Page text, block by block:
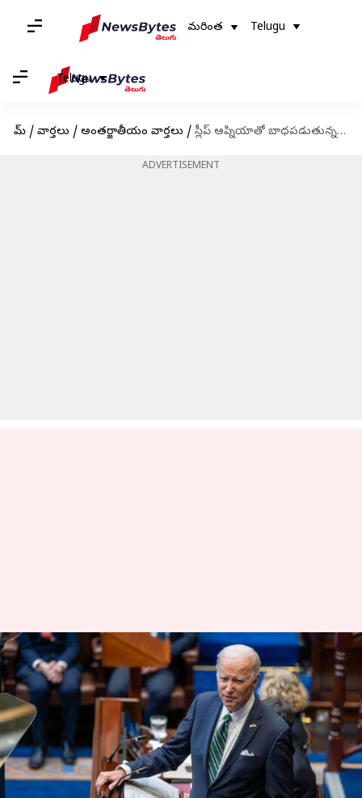
మరింత Telugu
Telugu
హోమ్ / వార్తలు / అంతర్జాతీయం వార్తలు / స్లీప్‌ ఆప్నియాతో బాధపడుతున్న బైడెన్.. యంత్రం సాయంతో నిద్రిస్తున్న అమెరికా అధ్యక్షుడు
ADVERTISEMENT
స్లీప్‌ ఆప్నియాతో బాధపడుతున్న
బైడెన్.. యంత్రం సాయంతో
నిద్రిస్తున్న అమెరికా అధ్యక్షుడు
వ్రాసిన వారు TEJAVYAS BESTHA Jun 29, 2023 05:07 pm
ఈ వార్తాకథనం ఏంటి